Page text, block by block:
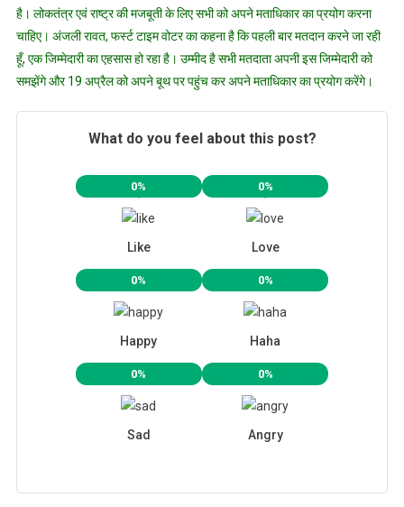
है। लोकतंत्र एवं राष्ट्र की मजबूती के लिए सभी को अपने मताधिकार का प्रयोग करना
चाहिए। अंजली रावत, फर्स्ट टाइम वोटर का कहना है कि पहली बार मतदान करने जा रही
हूँ, एक जिम्मेदारी का एहसास हो रहा है। उम्मीद है सभी मतदाता अपनी इस जिम्मेदारी को
समझेंगे और 19 अप्रैल को अपने बूथ पर पहुंच कर अपने मताधिकार का प्रयोग करेंगे।
What do you feel about this post?
0%
Like
0%
Love
0%
Happy
0%
Haha
0%
Sad
0%
Angry